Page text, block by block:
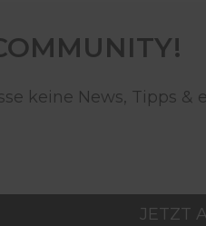
keine News, Tipps &
JETZT